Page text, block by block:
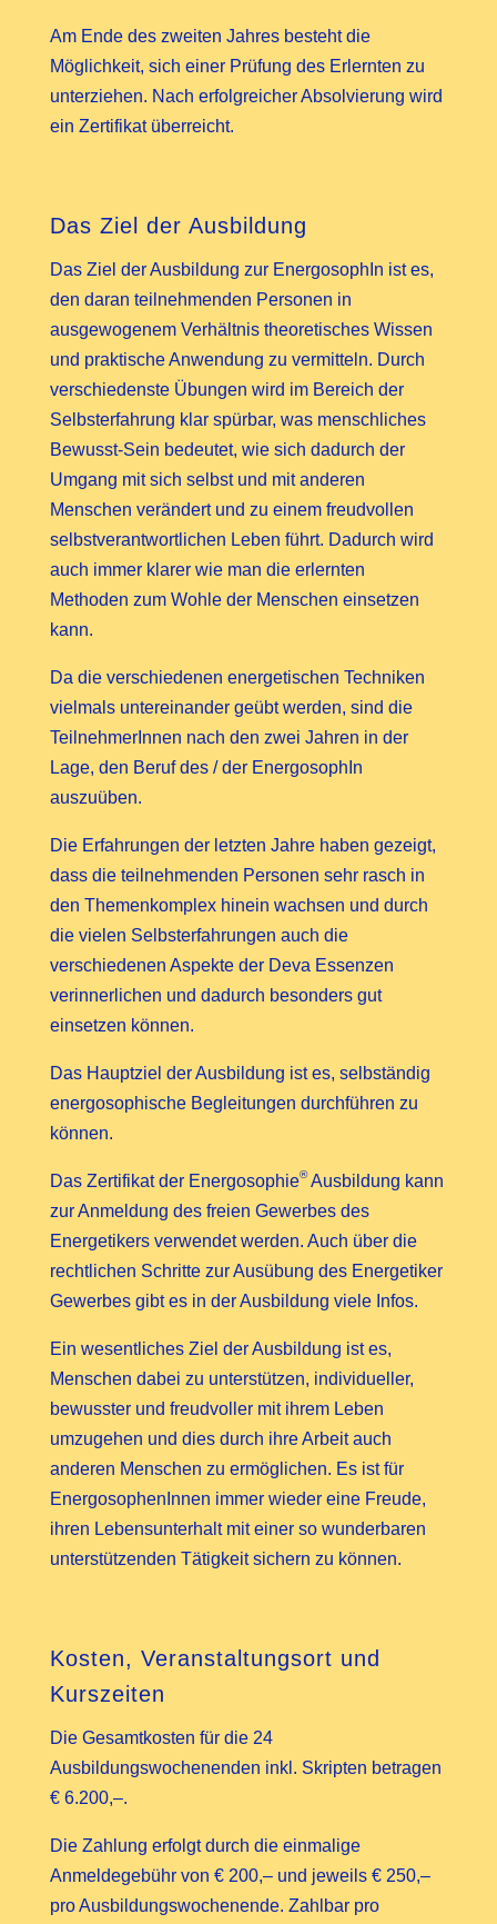
Am Ende des zweiten Jahres besteht die
Möglichkeit, sich einer Prüfung des Erlernten zu
unterziehen. Nach erfolgreicher Absolvierung wird
ein Zertifikat überreicht.
Das Ziel der Ausbildung
Das Ziel der Ausbildung zur EnergosophIn ist es,
den daran teilnehmenden Personen in
ausgewogenem Verhältnis theoretisches Wissen
und praktische Anwendung zu vermitteln. Durch
verschiedenste Übungen wird im Bereich der
Selbsterfahrung klar spürbar, was menschliches
Bewusst-Sein bedeutet, wie sich dadurch der
Umgang mit sich selbst und mit anderen
Menschen verändert und zu einem freudvollen
selbstverantwortlichen Leben führt. Dadurch wird
auch immer klarer wie man die erlernten
Methoden zum Wohle der Menschen einsetzen
kann.
Da die verschiedenen energetischen Techniken
vielmals untereinander geübt werden, sind die
TeilnehmerInnen nach den zwei Jahren in der
Lage, den Beruf des / der EnergosophIn
auszuüben.
Die Erfahrungen der letzten Jahre haben gezeigt,
dass die teilnehmenden Personen sehr rasch in
den Themenkomplex hinein wachsen und durch
die vielen Selbsterfahrungen auch die
verschiedenen Aspekte der Deva Essenzen
verinnerlichen und dadurch besonders gut
einsetzen können.
Das Hauptziel der Ausbildung ist es, selbständig
energosophische Begleitungen durchführen zu
können.
Das Zertifikat der Energosophie®Ausbildung kann
zur Anmeldung des freien Gewerbes des
Energetikers verwendet werden. Auch über die
rechtlichen Schritte zur Ausübung des Energetiker
Gewerbes gibt es in der Ausbildung viele Infos.
Ein wesentliches Ziel der Ausbildung ist es,
Menschen dabei zu unterstützen, individueller,
bewusster und freudvoller mit ihrem Leben
umzugehen und dies durch ihre Arbeit auch
anderen Menschen zu ermöglichen. Es ist für
EnergosophenInnen immer wieder eine Freude,
ihren Lebensunterhalt mit einer so wunderbaren
unterstützenden Tätigkeit sichern zu können.
Kosten, Veranstaltungsort und
Kurszeiten
Die Gesamtkosten für die 24
Ausbildungswochenenden inkl. Skripten betragen
€ 6.200,–.
Die Zahlung erfolgt durch die einmalige
Anmeldegebühr von € 200,– und jeweils € 250,–
pro Ausbildungswochenende. Zahlbar pro